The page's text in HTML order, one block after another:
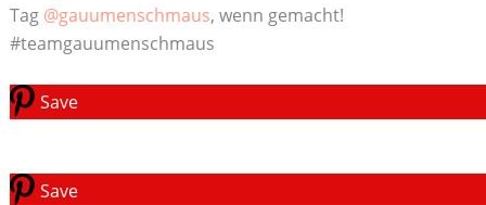
Tag @gauumenschmaus, wenn gemacht!
#teamgauumenschmaus
Save
Save